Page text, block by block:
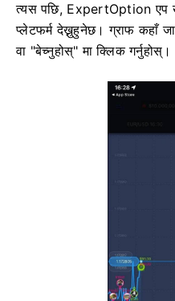
त्यस पछि, ExpertOption एप
प्लेटफर्म देख्नुहुनेछ। ग्राफ कहाँ
वा "बेच्नुहोस्" मा क्लिक गर्नुहोस्।